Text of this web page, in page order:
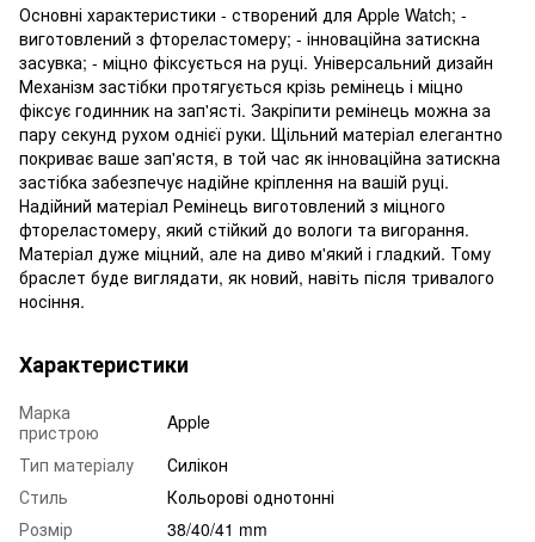
Основні характеристики - створений для Apple Watch; -
виготовлений з фтореластомеру; - інноваційна затискна
засувка; - міцно фіксується на руці. Універсальний дизайн
Механізм застібки протягується крізь ремінець і міцно
фіксує годинник на зап'ясті. Закріпити ремінець можна за
пару секунд рухом однієї руки. Щільний матеріал елегантно
покриває ваше зап'ястя, в той час як інноваційна затискна
застібка забезпечує надійне кріплення на вашій руці.
Надійний матеріал Ремінець виготовлений з міцного
фтореластомеру, який стійкий до вологи та вигорання.
Матеріал дуже міцний, але на диво м'який і гладкий. Тому
браслет буде виглядати, як новий, навіть після тривалого
носіння.
Характеристики
Марка
пристрою
Apple
Тип матеріалу
Силікон
Стиль
Кольорові однотонні
Розмір
38/40/41 mm